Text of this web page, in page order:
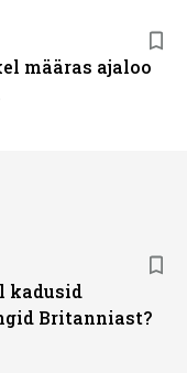
määras ajaloo
kadusid
Britanniast?